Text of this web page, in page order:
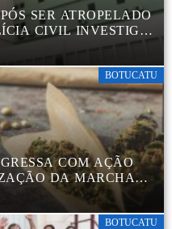
SER ATROPELADO
CIVIL INVESTIGA
BOTUCATU
COM AÇÃO
DA MARCHA
BOTUCATU